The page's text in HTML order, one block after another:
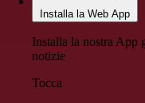
Installa la Web App
Installa la nostra App
notizie
Tocca